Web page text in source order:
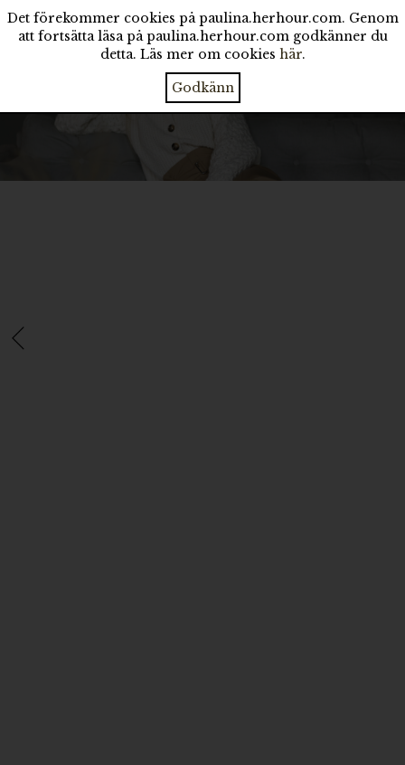
Det förekommer cookies på paulina.herhour.com. Genom
att fortsätta läsa på paulina.herhour.com godkänner du
detta. Läs mer om cookies här.
Godkänn